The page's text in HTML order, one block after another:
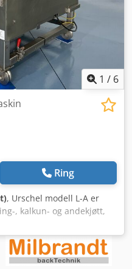
1 / 6
Ring
, Urschel modell L-A er
, kalkun- og andekjøtt,
selleri, fersk eller
kirsebær, sitron, svisker,
• Maksimal innløps-
1/2'' (12,7 mm). •